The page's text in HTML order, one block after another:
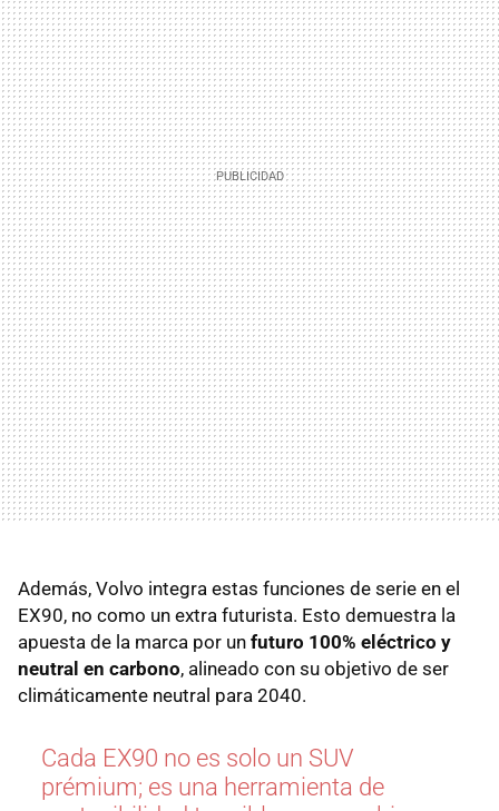
Además, Volvo integra estas funciones de serie en el
EX90, no como un extra futurista. Esto demuestra la
apuesta de la marca por un futuro 100% eléctrico y
neutral en carbono, alineado con su objetivo de ser
climáticamente neutral para 2040.
Cada EX90 no es solo un SUV
prémium; es una herramienta de